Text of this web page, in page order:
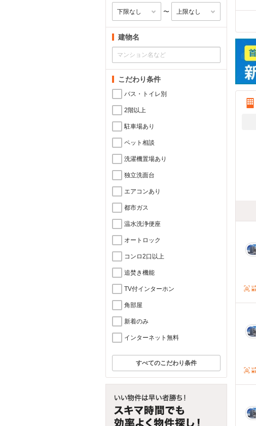
〜
建物名
こだわり条件
バス・トイレ別
2階以上
駐車場あり
ペット相談
洗濯機置場あり
独立洗面台
エアコンあり
都市ガス
温水洗浄便座
オートロック
コンロ2口以上
追焚き機能
TV付インターホン
角部屋
新着のみ
インターネット無料
すべてのこだわり条件